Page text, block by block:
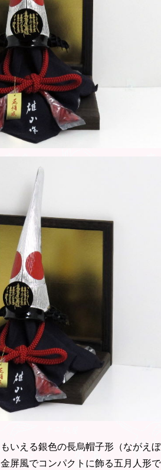
いえる銀色の長烏帽子形（ながえぼ
屏風でコンパクトに飾る五月人形で